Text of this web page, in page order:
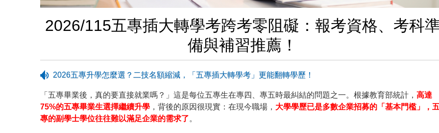
2026/115五專插大轉學考跨考零阻礙：報考資格、考科
備與補習推薦！
2026五專升學怎麼選？二技名額縮減，「五專插大轉學考」更能翻轉學歷！
「五專畢業後，真的要直接就業嗎？」這是每位五專生在專四、專五時最糾結的問題之一。根據教育部統計， 高達
75%的五專畢業生選擇繼續升學 ，背後的原因很現實：在現今職場， 大學學歷已是多數企業招募的「基本門檻」，
專的副學士學位往往難以滿足企業的需求了。